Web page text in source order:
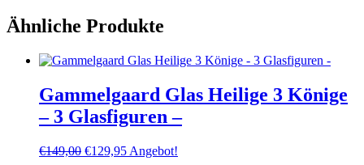
Ähnliche Produkte
Gammelgaard Glas Heilige 3 Könige
– 3 Glasfiguren –
€149,00 Ursprünglicher
€129,95Aktueller
Angebot!